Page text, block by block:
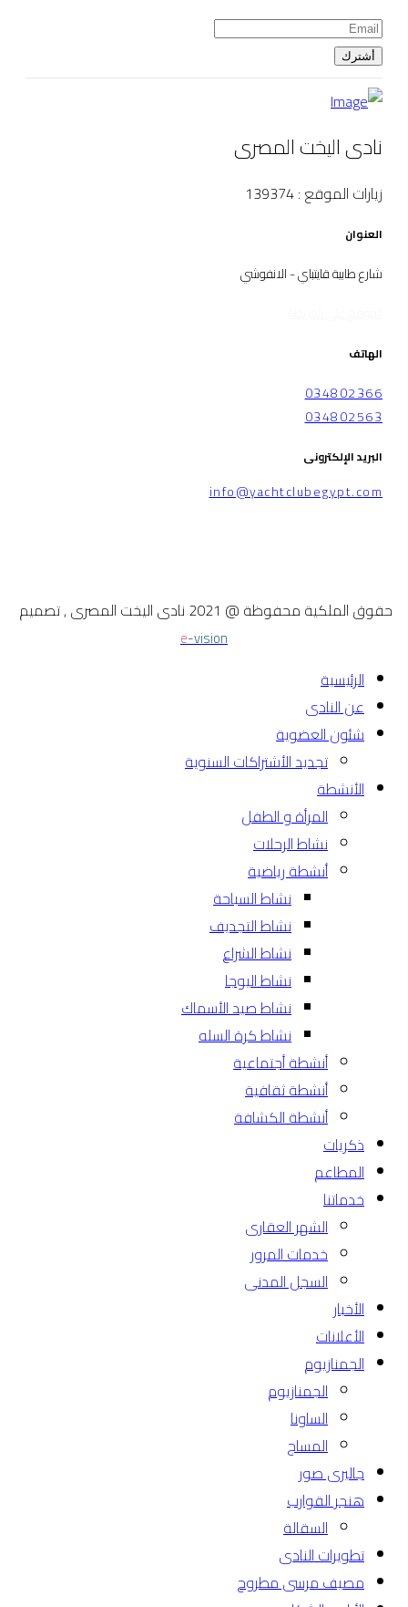
أشترك
نادى اليخت المصرى
زيارات الموقع : 139374
العنوان
شارع طابية قايتباي - الانفوشي
الهاتف
034802366
034802563
البريد الإلكترونى
info@yachtclubegypt.com
حقوق الملكية محفوظة @ 2021 نادى اليخت المصرى , تصميم
e-vision
الرئيسية
عن النادى
شئون العضوية
تجديد الأشتراكات السنوية
الأنشطة
المرأة و الطفل
نشاط الرحلات
أنشطة رياضية
نشاط السباحة
نشاط التجديف
نشاط الشراع
نشاط اليوجا
نشاط صيد الأسماك
نشاط كرة السله
أنشطة أجتماعية
أنشطة ثقافية
أنشطة الكشافة
ذكريات
المطاعم
خدماتنا
الشهر العقارى
خدمات المرور
السجل المدنى
الأخبار
الأعلانات
الجمنازيوم
الجمنازيوم
الساونا
المساج
جاليرى صور
هنجر القوارب
السقالة
تطويرات النادى
مصيف مرسى مطروح